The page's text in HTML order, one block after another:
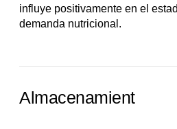
influye positivamente en el
demanda nutricional.
Almacenamient